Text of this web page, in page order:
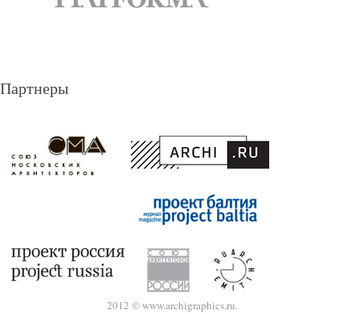
Партнеры
2012 © www.archigraphics.ru.